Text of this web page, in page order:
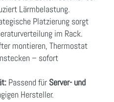
Lärmbelastung.
Platzierung sorgt
im Rack.
montieren, Thermostat
– sofort
Passend für Server- und
Hersteller.